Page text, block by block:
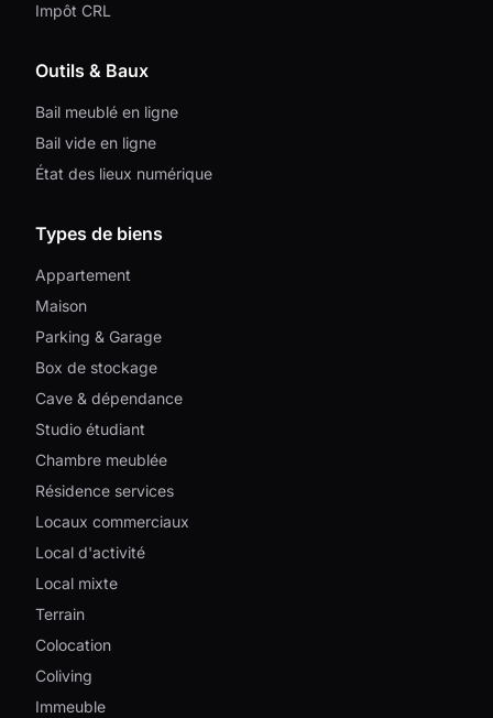
Impôt CRL
Outils & Baux
Bail meublé en ligne
Bail vide en ligne
État des lieux numérique
Types de biens
Appartement
Maison
Parking & Garage
Box de stockage
Cave & dépendance
Studio étudiant
Chambre meublée
Résidence services
Locaux commerciaux
Local d'activité
Local mixte
Terrain
Colocation
Coliving
Immeuble